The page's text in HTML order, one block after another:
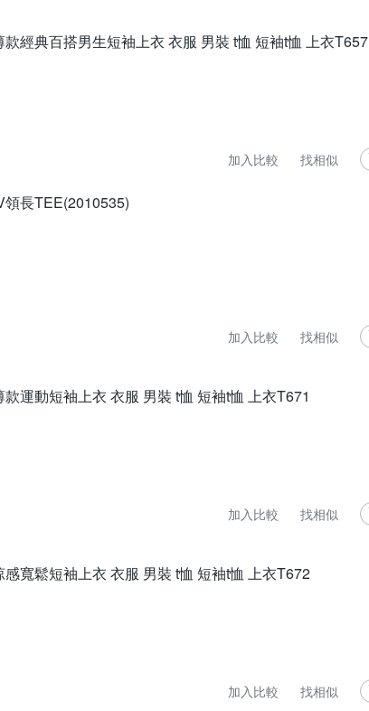
經典百搭男生短袖上衣 衣服 男裝 t恤 短袖t恤 上衣T657
加入比較 找相似
長TEE(2010535)
加入比較 找相似
運動短袖上衣 衣服 男裝 t恤 短袖t恤 上衣T671
加入比較 找相似
寬鬆短袖上衣 衣服 男裝 t恤 短袖t恤 上衣T672
加入比較 找相似